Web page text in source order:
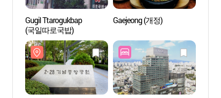
Gugil Ttarogukbap
(국일따로국밥)
Gaejeong (개정)